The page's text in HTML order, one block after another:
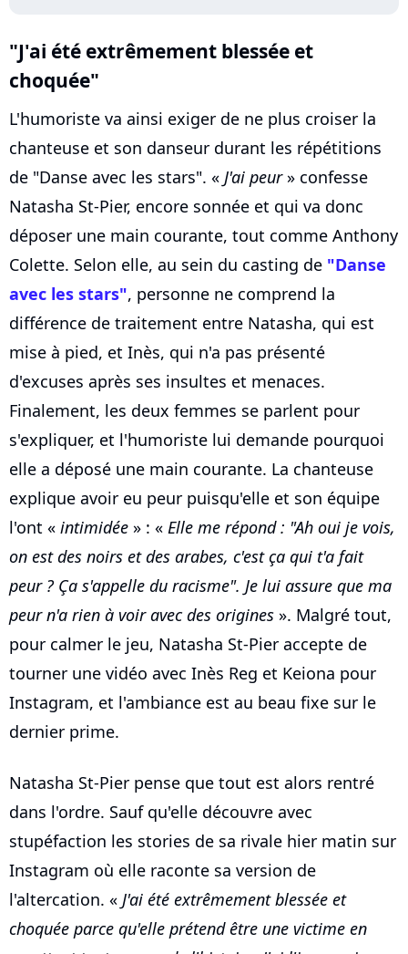
"J'ai été extrêmement blessée et
choquée"
L'humoriste va ainsi exiger de ne plus croiser la
chanteuse et son danseur durant les répétitions
de "Danse avec les stars". « J'ai peur» confesse
Natasha St-Pier, encore sonnée et qui va donc
déposer une main courante, tout comme Anthony
Colette. Selon elle, au sein du casting de "Danse
avec les stars", personne ne comprend la
différence de traitement entre Natasha, qui est
mise à pied, et Inès, qui n'a pas présenté
d'excuses après ses insultes et menaces.
Finalement, les deux femmes se parlent pour
s'expliquer, et l'humoriste lui demande pourquoi
elle a déposé une main courante. La chanteuse
explique avoir eu peur puisqu'elle et son équipe
l'ont « intimidée » : « Elle me répond : "Ah oui je vois,
on est des noirs et des arabes, c'est ça qui t'a fait
peur ? Ça s'appelle du racisme". Je lui assure que ma
peur n'a rien à voir avec des origines ». Malgré tout,
pour calmer le jeu, Natasha St-Pier accepte de
tourner une vidéo avec Inès Reg et Keiona pour
Instagram, et l'ambiance est au beau fixe sur le
dernier prime.
Natasha St-Pier pense que tout est alors rentré
dans l'ordre. Sauf qu'elle découvre avec
stupéfaction les stories de sa rivale hier matin sur
Instagram où elle raconte sa version de
l'altercation. « J'ai été extrêmement blessée et
choquée parce qu'elle prétend être une victime en